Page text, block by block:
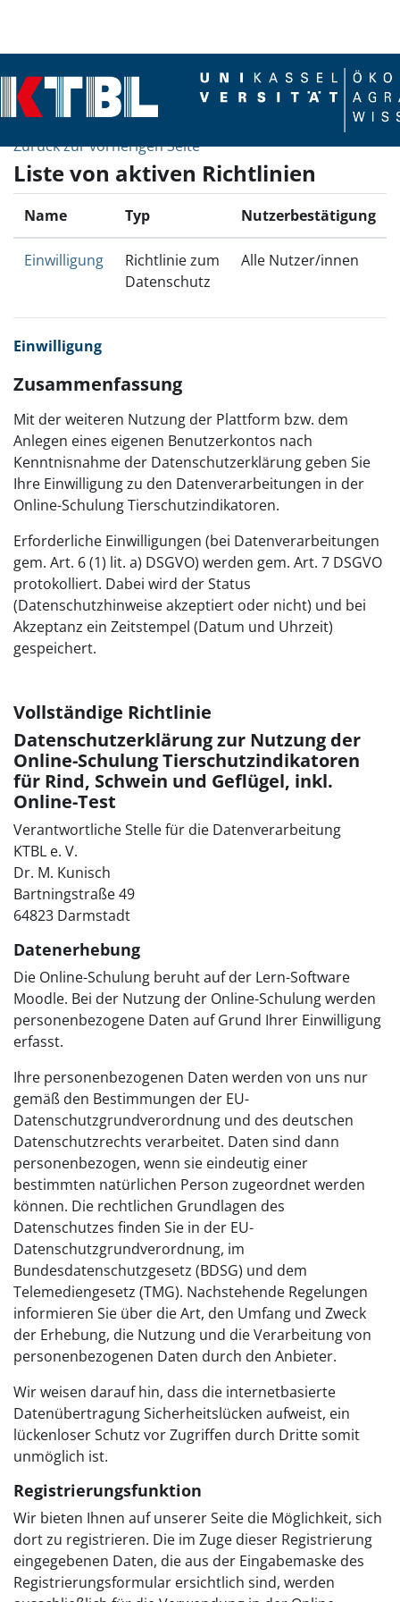
Zurück zur vorherigen Seite
Liste von aktiven Richtlinien
Name Typ Nutzerbestätigung
Einwilligung
Richtlinie zum
Datenschutz
Alle Nutzer/innen
Einwilligung
Zusammenfassung
Mit der weiteren Nutzung der Plattform bzw. dem
Anlegen eines eigenen Benutzerkontos nach
Kenntnisnahme der Datenschutzerklärung geben Sie
Ihre Einwilligung zu den Datenverarbeitungen in der
Online-Schulung Tierschutzindikatoren.
Erforderliche Einwilligungen (bei Datenverarbeitungen
gem. Art. 6 (1) lit. a) DSGVO) werden gem. Art. 7 DSGVO
protokolliert. Dabei wird der Status
(Datenschutzhinweise akzeptiert oder nicht) und bei
Akzeptanz ein Zeitstempel (Datum und Uhrzeit)
gespeichert.
Vollständige Richtlinie
Datenschutzerklärung zur Nutzung der
Online-Schulung Tierschutzindikatoren
für Rind, Schwein und Geflügel, inkl.
Online-Test
Verantwortliche Stelle für die Datenverarbeitung
KTBL e. V.
Dr. M. Kunisch
Bartningstraße 49
64823 Darmstadt
Datenerhebung
Die Online-Schulung beruht auf der Lern-Software
Moodle. Bei der Nutzung der Online-Schulung werden
personenbezogene Daten auf Grund Ihrer Einwilligung
erfasst.
Ihre personenbezogenen Daten werden von uns nur
gemäß den Bestimmungen der EU-
Datenschutzgrundverordnung und des deutschen
Datenschutzrechts verarbeitet. Daten sind dann
personenbezogen, wenn sie eindeutig einer
bestimmten natürlichen Person zugeordnet werden
können. Die rechtlichen Grundlagen des
Datenschutzes finden Sie in der EU-
Datenschutzgrundverordnung, im
Bundesdatenschutzgesetz (BDSG) und dem
Telemediengesetz (TMG). Nachstehende Regelungen
informieren Sie über die Art, den Umfang und Zweck
der Erhebung, die Nutzung und die Verarbeitung von
personenbezogenen Daten durch den Anbieter.
Wir weisen darauf hin, dass die internetbasierte
Datenübertragung Sicherheitslücken aufweist, ein
lückenloser Schutz vor Zugriffen durch Dritte somit
unmöglich ist.
Registrierungsfunktion
Wir bieten Ihnen auf unserer Seite die Möglichkeit, sich
dort zu registrieren. Die im Zuge dieser Registrierung
eingegebenen Daten, die aus der Eingabemaske des
Registrierungsformular ersichtlich sind, werden